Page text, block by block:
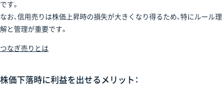
です。
なお、信用売りは株価上昇時の損失が大きくなり得るため、特にルール理
解と管理が重要です。
つなぎ売りとは
株価下落時に利益を出せるメリット：